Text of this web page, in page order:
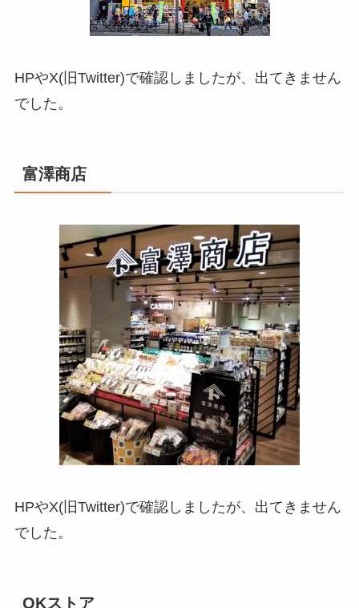
HPやX(旧Twitter)で確認しましたが、出てきません
でした。
富澤商店
HPやX(旧Twitter)で確認しましたが、出てきません
でした。
OKストア